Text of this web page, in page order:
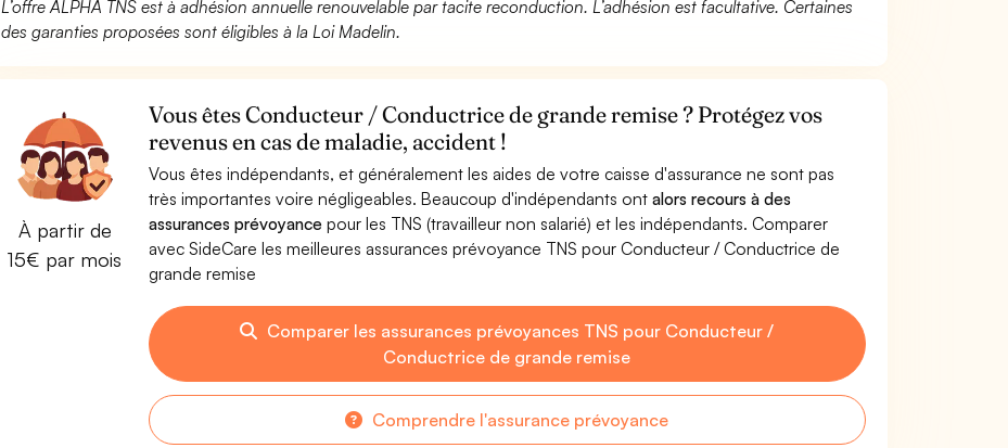
L’offre ALPHA TNS est à adhésion annuelle renouvelable par tacite reconduction. L’adhésion est facultative. Certaines
des garanties proposées sont éligibles à la Loi Madelin.
À partir de
15€ par mois
Vous êtes Conducteur / Conductrice de grande remise ? Protégez vos
revenus en cas de maladie, accident !
Vous êtes indépendants, et généralement les aides de votre caisse d'assurance ne sont pas
très importantes voire négligeables. Beaucoup d'indépendants ont alors recours à des
assurances prévoyancepour les TNS (travailleur non salarié) et les indépendants. Comparer
avec SideCare les meilleures assurances prévoyance TNS pour Conducteur / Conductrice de
grande remise
Comparer les assurances prévoyances TNS pour Conducteur /
Conductrice de grande remise
Comprendre l'assurance prévoyance